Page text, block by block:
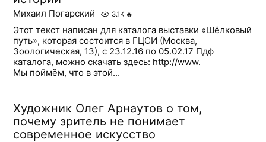
Михаил Погарский 3.1K 🔥
Этот текст написан для каталога выставки «Шёлковый
путь», которая состоится в ГЦСИ (Москва,
Зоологическая, 13), с 23.12.16 по 05.02.17 Пдф
каталога, можно скачать здесь: http://www.
Мы поймём, что в этой...
Художник Олег Арнаутов о том,
почему зритель не понимает
современное искусство